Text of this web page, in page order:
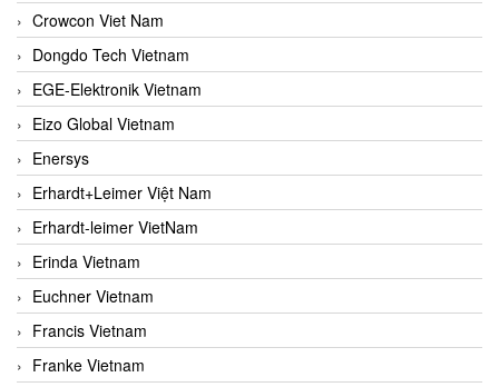
Crowcon Viet Nam
Dongdo Tech Vietnam
EGE-Elektronik Vietnam
Eizo Global Vietnam
Enersys
Erhardt+Leimer Việt Nam
Erhardt-leimer VietNam
Erinda Vietnam
Euchner Vietnam
Francis Vietnam
Franke Vietnam